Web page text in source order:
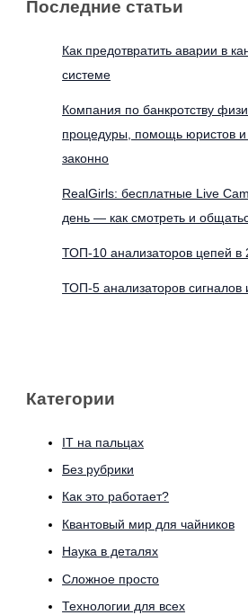
Последние статьи
Как предотвратить аварии в
системе
Компания по банкротству
процедуры, помощь юристов и
законно
RealGirls: бесплатные Live
день — как смотреть и
ТОП-10 анализаторов цепей в
ТОП-5 анализаторов сигналов
Категории
IT на пальцах
Без рубрики
Как это работает?
Квантовый мир для чайников
Наука в деталях
Сложное просто
Технологии для всех